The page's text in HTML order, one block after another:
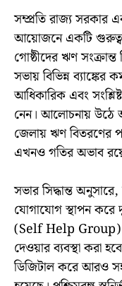
সম্প্রতি রাজ্য সরকার
আয়োজনে একটি
গোষ্ঠীদের ঋণ
সভায় বিভিন্ন ব্যাঙ্কের
আধিকারিক এবং
নেন। আলোচনায়
জেলায় ঋণ বিতরণের
এখনও গতির অভাব
সভার সিদ্ধান্ত
যোগাযোগ স্থাপন করে
(Self Help
দেওয়ার ব্যবস্থা করা
ডিজিটাল করে আরও